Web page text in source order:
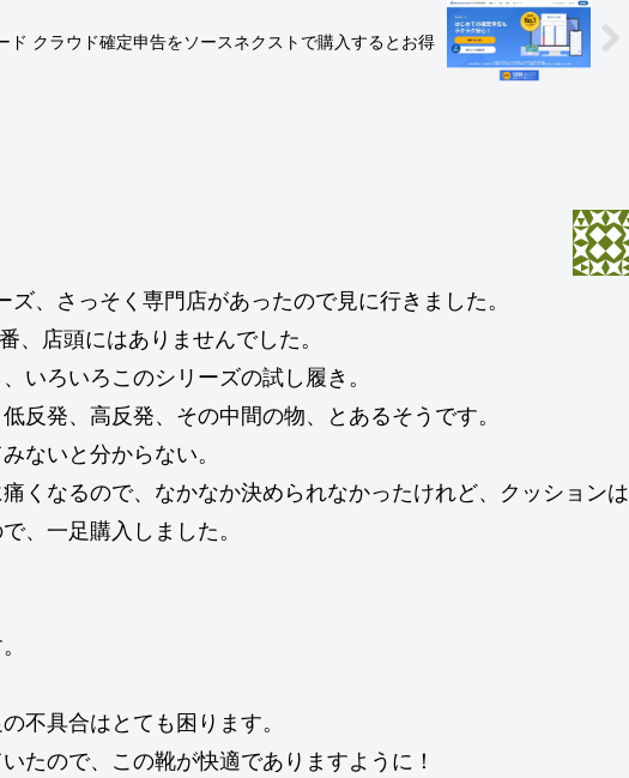
ド クラウド確定申告をソースネクストで購入するとお得
、さっそく専門店があったので見に行きました。
、店頭にはありませんでした。
いろいろこのシリーズの試し履き。
反発、高反発、その中間の物、とあるそうです。
ないと分からない。
くなるので、なかなか決められなかったけれど、クッションは
、一足購入しました。
不具合はとても困ります。
たので、この靴が快適でありますように！